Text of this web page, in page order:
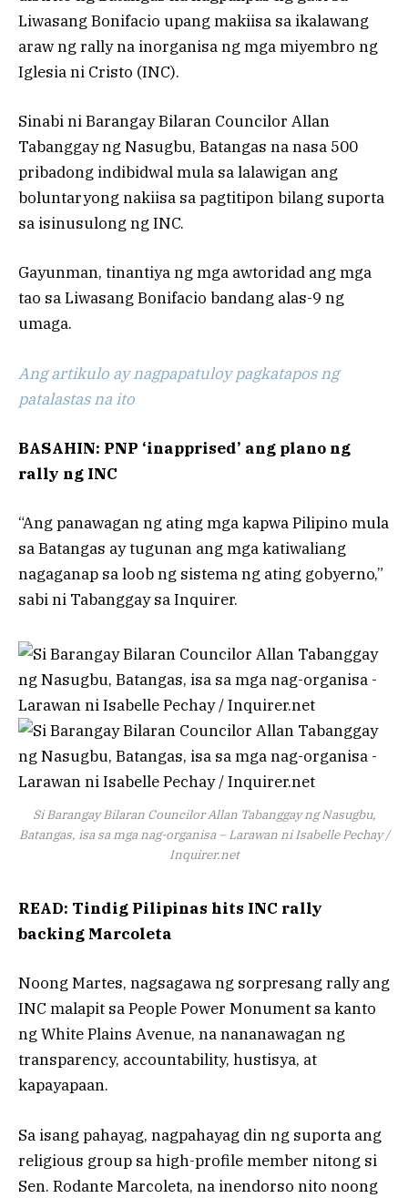
Liwasang Bonifacio upang makiisa sa ikalawang
araw ng rally na inorganisa ng mga miyembro ng
Iglesia ni Cristo (INC).
Sinabi ni Barangay Bilaran Councilor Allan
Tabanggay ng Nasugbu, Batangas na nasa 500
pribadong indibidwal mula sa lalawigan ang
boluntaryong nakiisa sa pagtitipon bilang suporta
sa isinusulong ng INC.
Gayunman, tinantiya ng mga awtoridad ang mga
tao sa Liwasang Bonifacio bandang alas-9 ng
umaga.
Ang artikulo ay nagpapatuloy pagkatapos ng
patalastas na ito
BASAHIN: PNP ‘inapprised’ ang plano ng
rally ng INC
“Ang panawagan ng ating mga kapwa Pilipino mula
sa Batangas ay tugunan ang mga katiwaliang
nagaganap sa loob ng sistema ng ating gobyerno,”
sabi ni Tabanggay sa Inquirer.
Si Barangay Bilaran Councilor Allan Tabanggay ng Nasugbu,
Batangas, isa sa mga nag-organisa – Larawan ni Isabelle Pechay /
Inquirer.net
READ: Tindig Pilipinas hits INC rally
backing Marcoleta
Noong Martes, nagsagawa ng sorpresang rally ang
INC malapit sa People Power Monument sa kanto
ng White Plains Avenue, na nananawagan ng
transparency, accountability, hustisya, at
kapayapaan.
Sa isang pahayag, nagpahayag din ng suporta ang
religious group sa high-profile member nitong si
Sen. Rodante Marcoleta, na inendorso nito noong